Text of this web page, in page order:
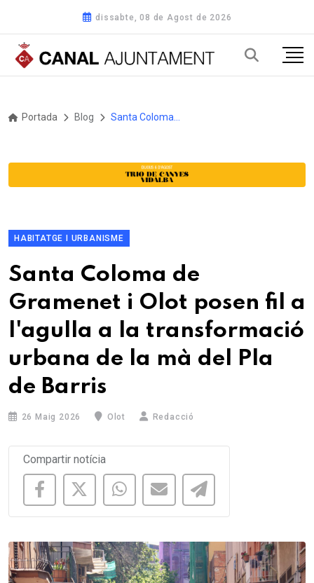
dissabte, 08 de Agost de 2026
Portada Blog
HABITATGE I URBANISME
Santa Coloma de
Gramenet i Olot posen fil a
l'agulla a la transformació
urbana de la mà del Pla
de Barris
26 Maig 2026 Olot Redacció
Compartir notícia